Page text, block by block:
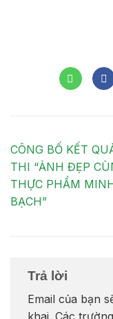
CÔNG BỐ KẾT
THI “ẢNH ĐẸP
THỰC PHẨM
BẠCH”
Trả lời
Email của bạn